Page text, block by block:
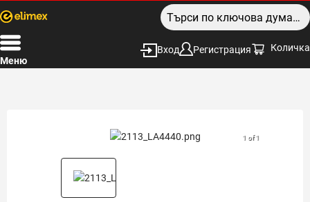
Меню
Вход Регистрация Количка
1 of 1